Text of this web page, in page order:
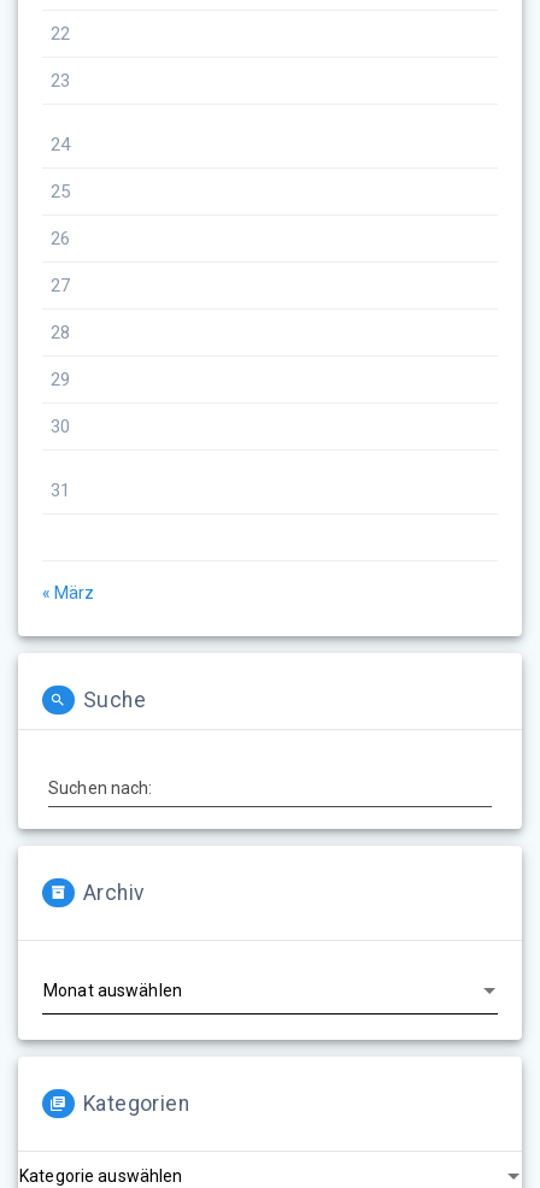
22
23
24
25
26
27
28
29
30
31
« März
Suche
Suchen nach:
Archiv
Kategorien